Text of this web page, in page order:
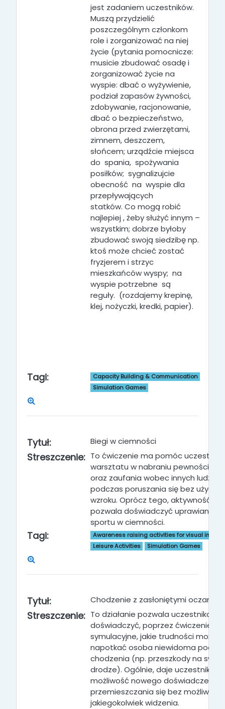
jest zadaniem uczestników.
Muszą przydzielić
poszczególnym członkom
role i zorganizować na niej
życie (pytania pomocnicze:
musicie zbudować osadę i
zorganizować życie na
wyspie: dbać o wyżywienie,
podział zapasów żywności,
zdobywanie, racjonowanie,
dbać o bezpieczeństwo,
obrona przed zwierzętami,
zimnem, deszczem,
słońcem; urządźcie miejsca
do spania, spożywania
posiłków; sygnalizujcie
obecność na wyspie dla
przepływających
statków. Co mogą robić
najlepiej , żeby służyć innym –
wszystkim; dobrze byłoby
zbudować swoją siedzibę np.
ktoś może chcieć zostać
fryzjerem i strzyc
mieszkańców wyspy; na
wyspie potrzebne są
reguły. (rozdajemy krepinę,
klej, nożyczki, kredki, papier).
Tagi:
Capacity Building & Communication
Simulation Games
Tytuł: Biegi w ciemności
Streszczenie: To ćwiczenie ma pomóc
warsztatu w nabraniu pewności
oraz zaufania wobec innych ludzi,
podczas poruszania się bez użycia
wzroku. Oprócz tego, aktywność ta
pozwala doświadczyć uprawiania
sportu w ciemności.
Tagi:
Awareness raising activities for visual
Leisure Activities
Simulation Games
Tytuł: Chodzenie z zasłoniętymi oczami
Streszczenie: To działanie pozwala uczestnikom
doświadczyć, poprzez ćwiczenie
symulacyjne, jakie trudności może
napotkać osoba niewidoma
chodzenia (np. przeszkody na
drodze). Ogólnie, daje uczestnikom
możliwość nowego doświadczenia
przemieszczania się bez możliwości
jakiegokolwiek widzenia.